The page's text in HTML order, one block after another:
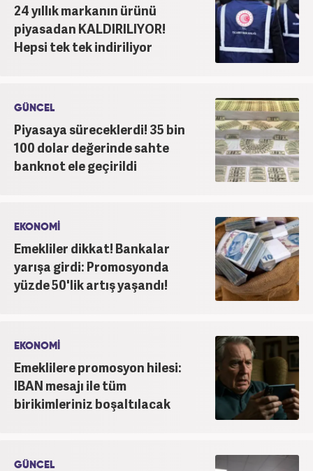
24 yıllık markanın ürünü
piyasadan KALDIRILIYOR!
Hepsi tek tek indiriliyor
GÜNCEL
Piyasaya süreceklerdi! 35 bin
100 dolar değerinde sahte
banknot ele geçirildi
EKONOMİ
Emekliler dikkat! Bankalar
yarışa girdi: Promosyonda
yüzde 50'lik artış yaşandı!
EKONOMİ
Emeklilere promosyon hilesi:
IBAN mesajı ile tüm
birikimleriniz boşaltılacak
GÜNCEL